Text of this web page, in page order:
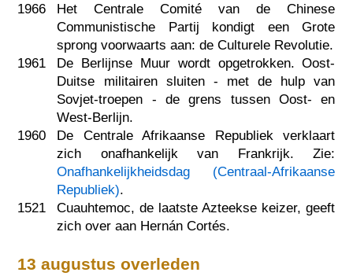
1966
Het Centrale Comité van de Chinese
Communistische Partij kondigt een Grote
sprong voorwaarts aan: de Culturele Revolutie.
1961
De Berlijnse Muur wordt opgetrokken. Oost-
Duitse militairen sluiten - met de hulp van
Sovjet-troepen - de grens tussen Oost- en
West-Berlijn.
1960
De Centrale Afrikaanse Republiek verklaart
zich onafhankelijk van Frankrijk. Zie:
Onafhankelijkheidsdag (Centraal-Afrikaanse
Republiek).
1521
Cuauhtemoc, de laatste Azteekse keizer, geeft
zich over aan Hernán Cortés.
13 augustus overleden